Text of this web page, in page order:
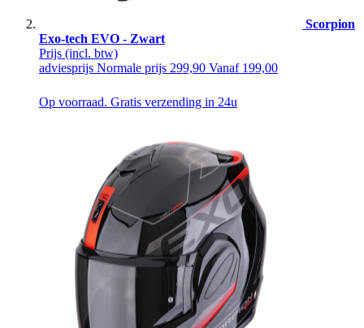
Scorpion
Exo-tech EVO - Zwart
Prijs (incl. btw)
adviesprijs Normale prijs 299,90 Vanaf 199,00
Op voorraad. Gratis verzending in 24u